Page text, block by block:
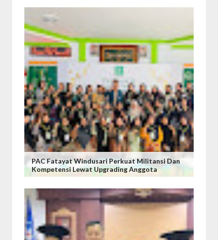
PAC Fatayat Windusari Perkuat Militansi Dan
Kompetensi Lewat Upgrading Anggota